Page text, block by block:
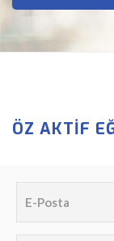
ÖZ AKTIF
Posta: